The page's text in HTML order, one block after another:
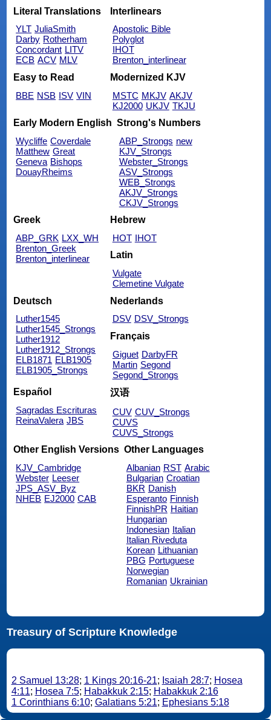
Literal Translations
YLT JuliaSmith
Darby Rotherham
Concordant LITV
ECB ACV MLV
Interlinears
Apostolic Bible
Polyglot
IHOT
Brenton_interlinear
Easy to Read
BBE NSB ISV VIN
Modernized KJV
MSTC MKJV AKJV
KJ2000 UKJV TKJU
Early Modern English
Wycliffe Coverdale
Matthew Great
Geneva Bishops
DouayRheims
Strong's Numbers
ABP_Strongs new
KJV_Strongs
Webster_Strongs
ASV_Strongs
WEB_Strongs
AKJV_Strongs
CKJV_Strongs
Greek
ABP_GRK LXX_WH
Brenton_Greek
Brenton_interlinear
Hebrew
HOT IHOT
Latin
Vulgate
Clemetine Vulgate
Deutsch
Luther1545
Luther1545_Strongs
Luther1912
Luther1912_Strongs
ELB1871 ELB1905
ELB1905_Strongs
Nederlands
DSV DSV_Strongs
Français
Giguet DarbyFR
Martin Segond
Segond_Strongs
Español
Sagradas Escrituras
ReinaValera JBS
汉语
CUV CUV_Strongs
CUVS
CUVS_Strongs
Other English Versions
KJV_Cambridge
Webster Leeser
JPS_ASV_Byz
NHEB EJ2000 CAB
Other Languages
Albanian RST Arabic
Bulgarian Croatian
BKR Danish
Esperanto Finnish
FinnishPR Haitian
Hungarian
Indonesian Italian
Italian Riveduta
Korean Lithuanian
PBG Portuguese
Norwegian
Romanian Ukrainian
Treasury of Scripture Knowledge
2 Samuel 13:28; 1 Kings 20:16-21; Isaiah 28:7; Hosea
4:11; Hosea 7:5; Habakkuk 2:15; Habakkuk 2:16
1 Corinthians 6:10; Galatians 5:21; Ephesians 5:18